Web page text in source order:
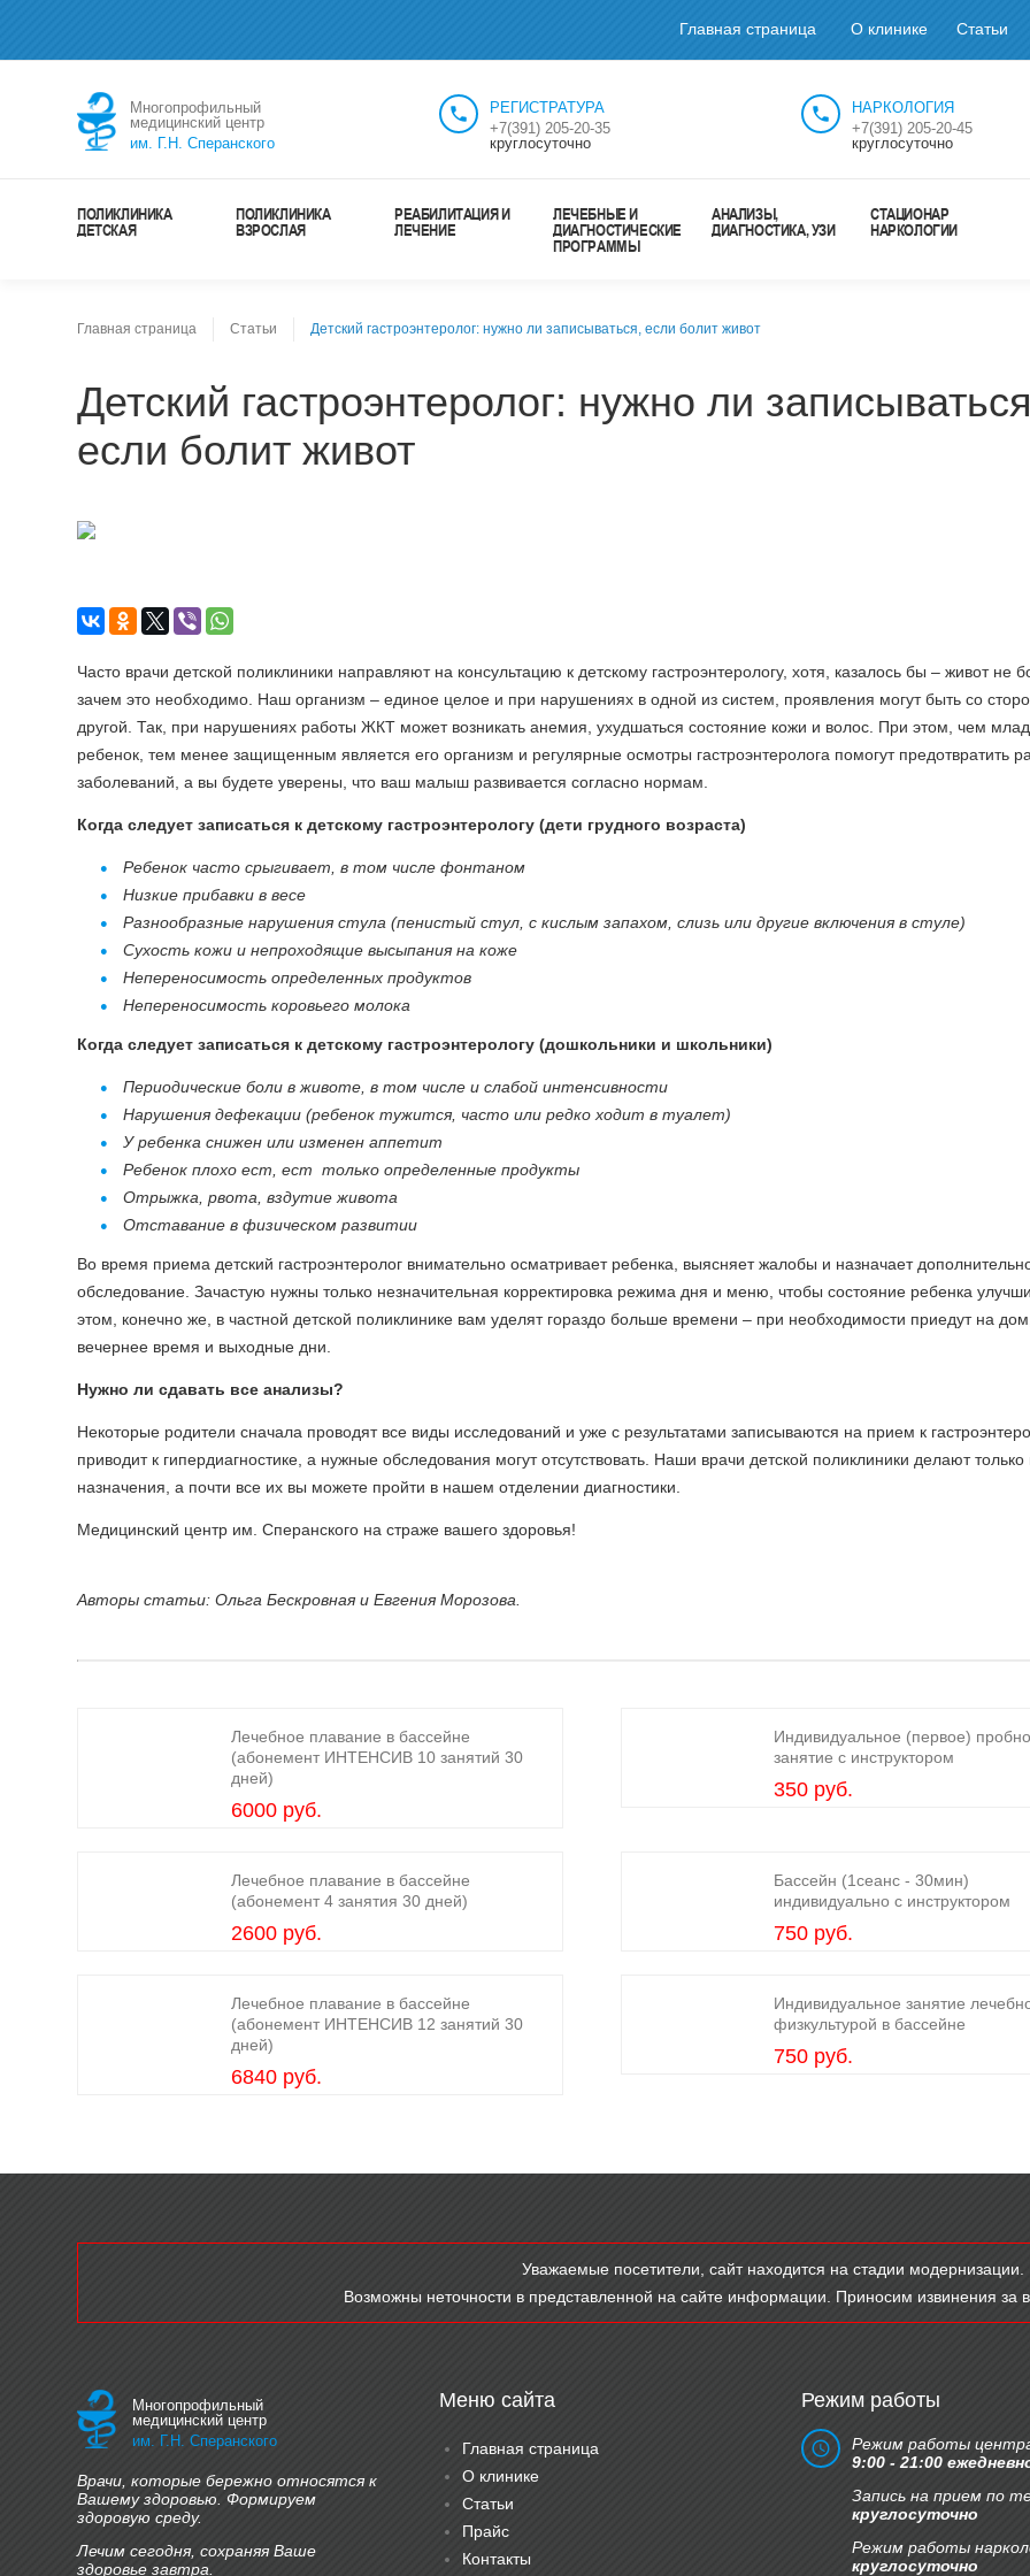
Главная страница О клинике Статьи
Многопрофильный
медицинский центр
им. Г.Н. Сперанского
РЕГИСТРАТУРА
+7(391) 205-20-35
круглосуточно
НАРКОЛОГИЯ
+7(391) 205-20-45
круглосуточно
ПОЛИКЛИНИКА
ДЕТСКАЯ
ПОЛИКЛИНИКА
ВЗРОСЛАЯ
РЕАБИЛИТАЦИЯ И
ЛЕЧЕНИЕ
ЛЕЧЕБНЫЕ И
ДИАГНОСТИЧЕСКИЕ
ПРОГРАММЫ
АНАЛИЗЫ,
ДИАГНОСТИКА, УЗИ
СТАЦИОНАР
НАРКОЛОГИИ
Главная страница Статьи Детский гастроэнтеролог: нужно ли записываться, если болит живот
Детский гастроэнтеролог: нужно ли
если болит живот
Часто врачи детской поликлиники направляют на консультацию к детскому гастроэнтерологу, хотя, казалось бы – живот не
зачем это необходимо. Наш организм – единое целое и при нарушениях в одной из систем, проявления могут быть со
другой. Так, при нарушениях работы ЖКТ может возникать анемия, ухудшаться состояние кожи и волос. При этом, чем
ребенок, тем менее защищенным является его организм и регулярные осмотры гастроэнтеролога помогут предотвратить
заболеваний, а вы будете уверены, что ваш малыш развивается согласно нормам.
Когда следует записаться к детскому гастроэнтерологу (дети грудного возраста)
Ребенок часто срыгивает, в том числе фонтаном
Низкие прибавки в весе
Разнообразные нарушения стула (пенистый стул, с кислым запахом, слизь или другие включения в стуле)
Сухость кожи и непроходящие высыпания на коже
Непереносимость определенных продуктов
Непереносимость коровьего молока
Когда следует записаться к детскому гастроэнтерологу (дошкольники и школьники)
Периодические боли в животе, в том числе и слабой интенсивности
Нарушения дефекации (ребенок тужится, часто или редко ходит в туалет)
У ребенка снижен или изменен аппетит
Ребенок плохо ест, ест только определенные продукты
Отрыжка, рвота, вздутие живота
Отставание в физическом развитии
Во время приема детский гастроэнтеролог внимательно осматривает ребенка, выясняет жалобы и назначает
обследование. Зачастую нужны только незначительная корректировка режима дня и меню, чтобы состояние ребенка
этом, конечно же, в частной детской поликлинике вам уделят гораздо больше времени – при необходимости приедут на
вечернее время и выходные дни.
Нужно ли сдавать все анализы?
Некоторые родители сначала проводят все виды исследований и уже с результатами записываются на прием к
приводит к гипердиагностике, а нужные обследования могут отсутствовать. Наши врачи детской поликлиники делают
назначения, а почти все их вы можете пройти в нашем отделении диагностики.
Медицинский центр им. Сперанского на страже вашего здоровья!
Авторы статьи: Ольга Бескровная и Евгения Морозова.
Лечебное плавание в бассейне
(абонемент ИНТЕНСИВ 10 занятий 30
дней)
6000 руб.
Индивидуальное (первое)
занятие с инструктором
350 руб.
Лечебное плавание в бассейне
(абонемент 4 занятия 30 дней)
2600 руб.
Бассейн (1сеанс - 30мин)
индивидуально с инструктором
750 руб.
Лечебное плавание в бассейне
(абонемент ИНТЕНСИВ 12 занятий 30
дней)
6840 руб.
Индивидуальное занятие
физкультурой в бассейне
750 руб.
Уважаемые посетители, сайт находится на стадии модернизации.
Возможны неточности в представленной на сайте информации. Приносим извинения за
Многопрофильный
медицинский центр
им. Г.Н. Сперанского
Врачи, которые бережно относятся к
Вашему здоровью. Формируем
здоровую среду.
Лечим сегодня, сохраняя Ваше
здоровье завтра.
Меню сайта
Главная страница
О клинике
Статьи
Прайс
Контакты
Режим работы
Режим работы
9:00 - 21:00
Запись на прием по
круглосуточно
Режим работы
круглосуточно